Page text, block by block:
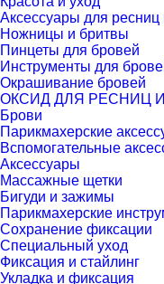
Аксессуары для ресниц
Ножницы и бритвы
Пинцеты для бровей
Инструменты для
Окрашивание бровей
ОКСИД ДЛЯ РЕСНИЦ
Брови
Парикмахерские
Вспомогательные
Аксессуары
Массажные щетки
Бигуди и зажимы
Парикмахерские
Сохранение фиксации
Специальный уход
Фиксация и стайлинг
Укладка и фиксация